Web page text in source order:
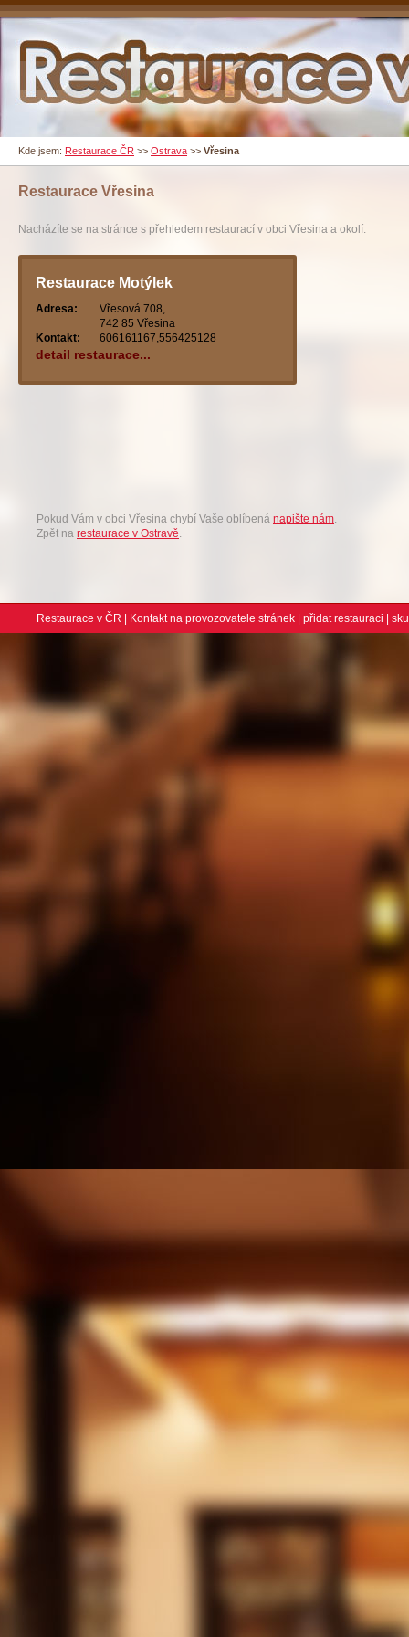
Kde jsem: Restaurace ČR >> Ostrava >> Vřesina
Restaurace Vřesina
Nacházíte se na stránce s přehledem restaurací v obci Vřesina a okolí.
Restaurace Motýlek
Adresa:
Vřesová 708,
742 85 Vřesina
Kontakt:
606161167,556425128
detail restaurace...
Pokud Vám v obci Vřesina chybí Vaše oblíbená napište nám.
Zpět na restaurace v Ostravě.
Restaurace v ČR Kontakt na provozovatele stránek přidat restauraci |